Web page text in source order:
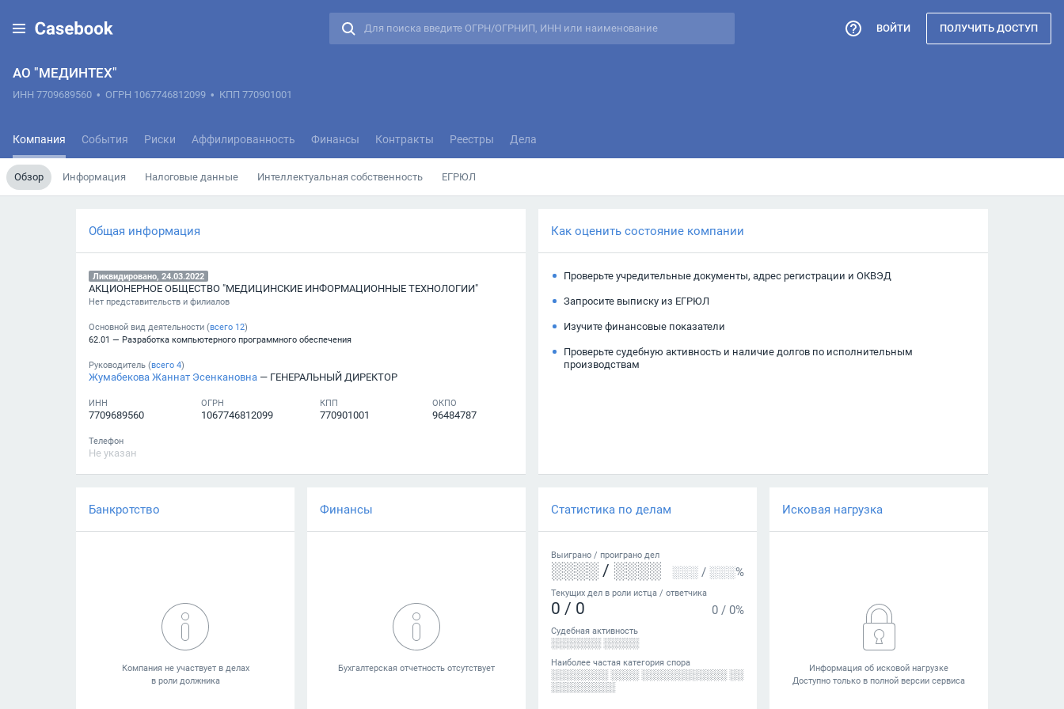
АО "МЕДИНТЕХ"
ИНН 7709689560 • ОГРН 1067746812099 • КПП 770901001
Компания События Риски Аффилированность Финансы Контракты Реестры Дела
Обзор Информация Налоговые данные Интеллектуальная собственность ЕГРЮЛ
ВОЙТИ ПОЛУЧИТЬ ДОСТУП
Общая информация
Ликвидировано, 24.03.2022
АКЦИОНЕРНОЕ ОБЩЕСТВО "МЕДИЦИНСКИЕ ИНФОРМАЦИОННЫЕ ТЕХНОЛОГИИ"
Нет представительств и филиалов
Основной вид деятельности (всего 12)
62.01 — Разработка компьютерного программного обеспечения
Руководитель (всего 4)
Жумабекова Жаннат Эсенкановна — ГЕНЕРАЛЬНЫЙ ДИРЕКТОР
ИНН
7709689560
ОГРН
1067746812099
КПП
770901001
ОКПО
96484787
Телефон
Не указан
Как оценить состояние компании
Проверьте учредительные документы, адрес регистрации и ОКВЭД
Запросите выписку из ЕГРЮЛ
Изучите финансовые показатели
Проверьте судебную активность и наличие долгов по исполнительным
производствам
Банкротство Финансы Статистика по делам
Выиграно / проиграно дел
░░░░ / ░░░░ ░░░ / ░░░%
Текущих дел в роли истца / ответчика
0 / 0 0 / 0%
Судебная активность
░░░░░░░ ░░░░░
Наиболее частая категория спора
░░░░░░░░ ░░░░ ░░░░░░░░░░░░ ░░
░░░░░░░░░
Исковая нагрузка